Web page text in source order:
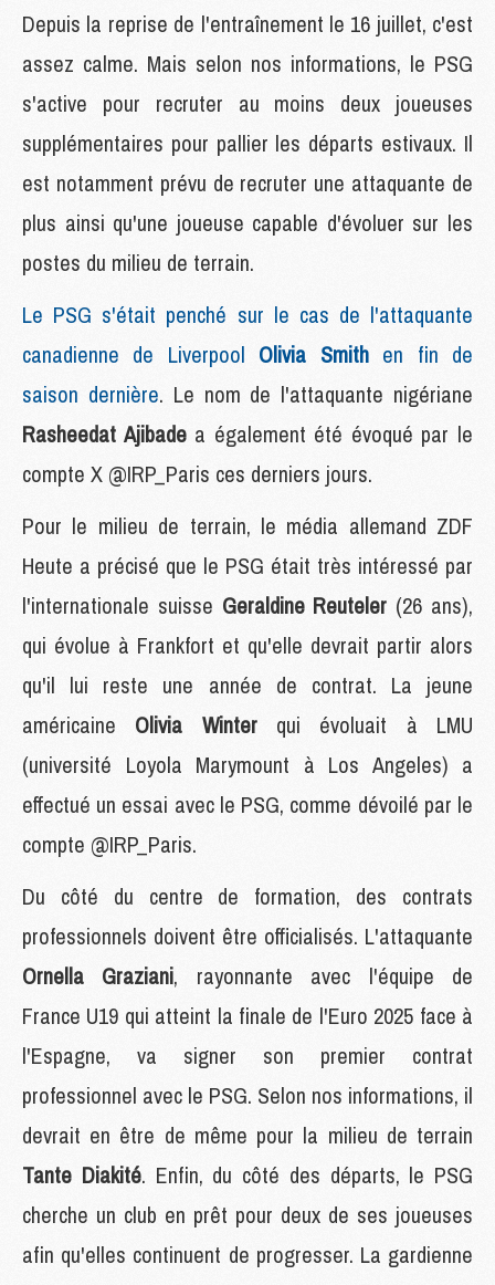
Depuis la reprise de l'entraînement le 16 juillet, c'est
assez calme. Mais selon nos informations, le PSG
s'active pour recruter au moins deux joueuses
supplémentaires pour pallier les départs estivaux. Il
est notamment prévu de recruter une attaquante de
plus ainsi qu'une joueuse capable d'évoluer sur les
postes du milieu de terrain.
Le PSG s'était penché sur le cas de l'attaquante
canadienne de Liverpool Olivia Smith en fin de
saison dernière. Le nom de l'attaquante nigériane
Rasheedat Ajibadea également été évoqué par le
compte X @IRP_Paris ces derniers jours.
Pour le milieu de terrain, le média allemand ZDF
Heute a précisé que le PSG était très intéressé par
l'internationale suisse Geraldine Reuteler (26 ans),
qui évolue à Frankfort et qu'elle devrait partir alors
qu'il lui reste une année de contrat. La jeune
américaine Olivia Winterqui évoluait à LMU
(université Loyola Marymount à Los Angeles) a
effectué un essai avec le PSG, comme dévoilé par le
compte @IRP_Paris.
Du côté du centre de formation, des contrats
professionnels doivent être officialisés. L'attaquante
Ornella Graziani, rayonnante avec l'équipe de
France U19 qui atteint la finale de l'Euro 2025 face à
l'Espagne, va signer son premier contrat
professionnel avec le PSG. Selon nos informations, il
devrait en être de même pour la milieu de terrain
Tante Diakité. Enfin, du côté des départs, le PSG
cherche un club en prêt pour deux de ses joueuses
afin qu'elles continuent de progresser. La gardienne